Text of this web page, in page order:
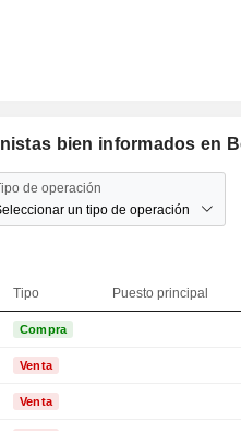
bien informados en
de operación
un tipo de operación
Tipo Puesto principal
Compra
Venta
Venta